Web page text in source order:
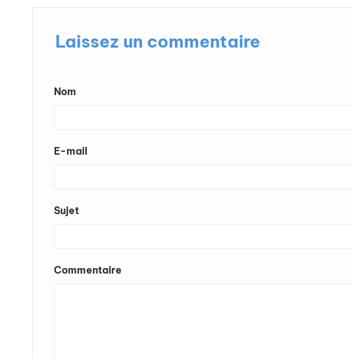
Laissez un commentaire
Nom
E-mail
Sujet
Commentaire